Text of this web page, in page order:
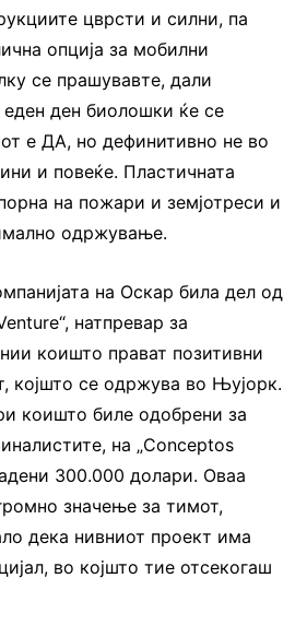
цврсти и силни, па
опција за мобилни
се прашувавте, дали
ден биолошки ќе се
е ДА, но дефинитивно не во
и повеќе. Пластичната
на пожари и земјотреси и
одржување.
на Оскар била дел од
натпревар за
коишто прават позитивни
којшто се одржува во Њујорк.
коишто биле одобрени за
на „Conceptos
300.000 долари. Оваа
значење за тимот,
дека нивниот проект има
во којшто тие отсекогаш